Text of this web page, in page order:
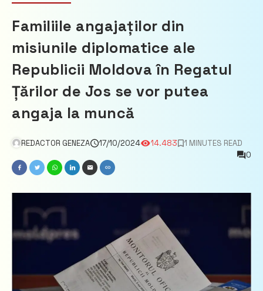
Familiile angajaților din
misiunile diplomatice ale
Republicii Moldova în Regatul
Țărilor de Jos se vor putea
angaja la muncă
REDACTOR GENEZA 17/10/2024 14.483
1 MINUTES READ
0